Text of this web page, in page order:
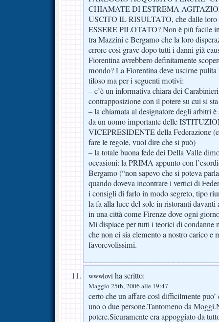
CHIAMATE DI ESTREMA
USCITO IL RISULTATO, che dalle
ESSERE PILOTATO? Non è più facile
tra Mazzini e Bergamo che la loro
errore cosi grave dopo tutti i danni già
Fiorentina avrebbero definitamente
mondo? La Fiorentina deve uscirne
tifoso ma per i seguenti motivi:
– c’è un informativa chiara dei
contrapposizione con il potere su cui si
– la chiamata al designatore degli arbitri
da un uomo importante delle
VICEPRESIDENTE della Federazione
fare le regole, vuol dire che si può)
– la totale buona fede dei Della Valle
occasioni: la PRIMA appunto con
Bergamo (“non sapevo che si poteva
quando doveva incontrare i vertici di
i consigli di farlo in modo segreto, tipo
la fa alla luce del sole in ristoranti
in una città come Firenze dove ogni
Mi dispiace per tutti i teorici di condanne
che non ci sia elemento a nostro carico e
favorevolissimi.
wwwlovi ha scritto:
Maggio 25th, 2006 alle 19:47
certo che un affare così difficilmente puo’
uno o due persone.Tantomeno da
potere.Sicuramente era appoggiato da